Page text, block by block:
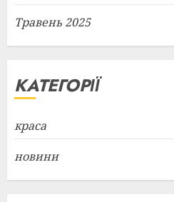
Травень 2025
КАТЕГОРІЇ
краса
новини